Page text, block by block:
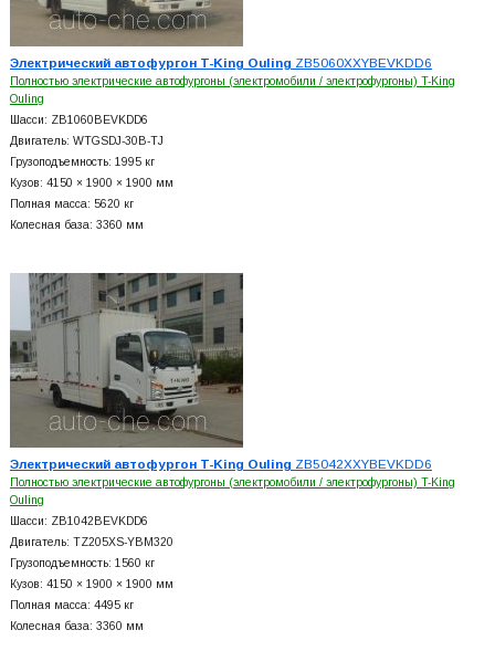
Электрический автофургон T-King Ouling ZB5060XXYBEVKDD6
Полностью электрические автофургоны (электромобили / электрофургоны) T-King
Ouling
Шасси: ZB1060BEVKDD6
Двигатель: WTGSDJ-30B-TJ
Грузоподъемность: 1995 кг
Кузов: 4150 × 1900 × 1900 мм
Полная масса: 5620 кг
Колесная база: 3360 мм
Электрический автофургон T-King Ouling ZB5042XXYBEVKDD6
Полностью электрические автофургоны (электромобили / электрофургоны) T-King
Ouling
Шасси: ZB1042BEVKDD6
Двигатель: TZ205XS-YBM320
Грузоподъемность: 1560 кг
Кузов: 4150 × 1900 × 1900 мм
Полная масса: 4495 кг
Колесная база: 3360 мм